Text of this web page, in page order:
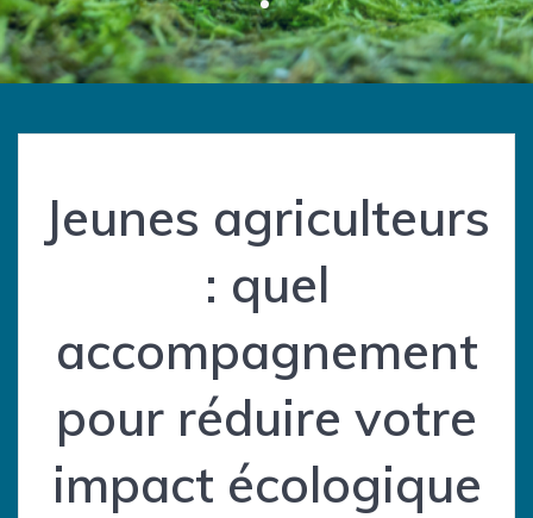
Jeunes agriculteurs
: quel
accompagnement
pour réduire votre
impact écologique